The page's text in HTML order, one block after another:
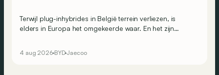
Terwijl plug-inhybrides in België terrein verliezen, is
elders in Europa het omgekeerde waar. En het zijn
Europese PHEV-inschrijvingen komt uit China.
4 aug 2026 BYD Jaecoo